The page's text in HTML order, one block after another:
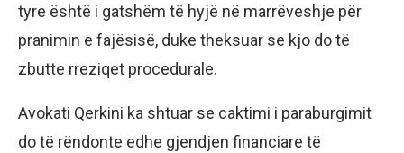
tyre është i gatshëm të hyjë në marrëveshje për
pranimin e fajësisë, duke theksuar se kjo do të
zbutte rreziqet procedurale.
Avokati Qerkini ka shtuar se caktimi i paraburgimit
do të rëndonte edhe gjendjen financiare të